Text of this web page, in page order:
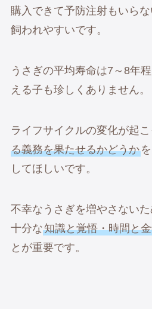
購入できて予防注射もいら
飼われやすいです。
うさぎの平均寿命は7～8年
える子も珍しくありません。
ライフサイクルの変化が起こ
る義務を果たせるかどうか
してほしいです。
不幸なうさぎを増やさない
十分な知識と覚悟・時間と
とが重要です。